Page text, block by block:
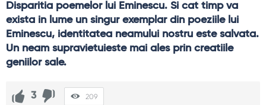
Disparitia poemelor lui Eminescu. Si cat timp va
exista in lume un singur exemplar din poeziile lui
Eminescu, identitatea neamului nostru este salvata.
Un neam supravietuieste mai ales prin creatiile
geniilor sale.
3 209